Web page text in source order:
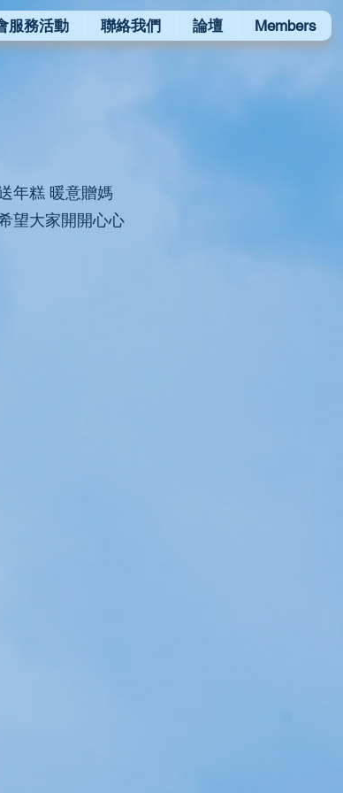
服務活動 聯絡我們 論壇 Members
年糕 暖意贈媽
望大家開開心心